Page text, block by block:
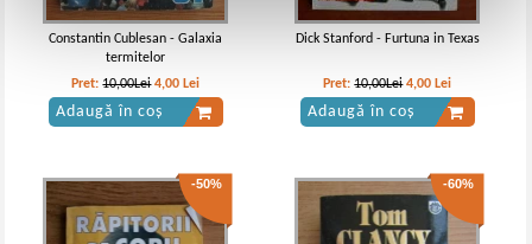
Constantin Cublesan - Galaxia
termitelor
Pret:10,00Lei 4,00 Lei
Adaugă în coș
Dick Stanford - Furtuna in Texas
Pret:10,00Lei 4,00 Lei
Adaugă în coș
-50% -60%